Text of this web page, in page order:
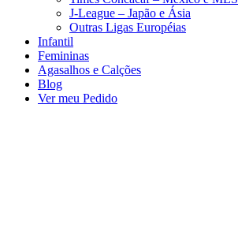
J-League – Japão e Ásia
Outras Ligas Européias
Infantil
Femininas
Agasalhos e Calções
Blog
Ver meu Pedido